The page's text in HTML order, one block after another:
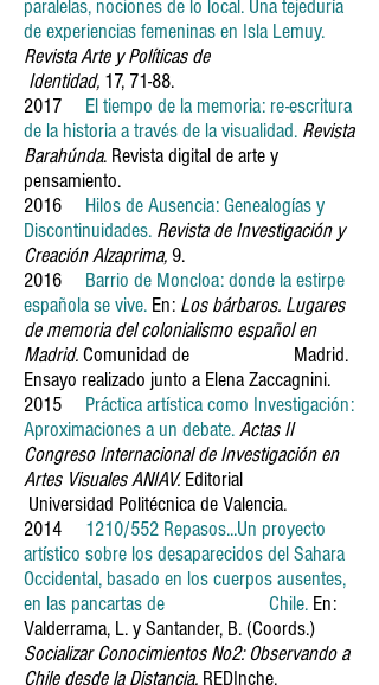
paralelas, nociones de lo local. Una tejeduría
de experiencias femeninas en Isla Lemuy.
Revista Arte y Políticas de
Identidad, 17, 71-88.
2017 El tiempo de la memoria: re-escritura
de la historia a través de la visualidad. Revista
Barahúnda. Revista digital de arte y
pensamiento.
2016 Hilos de Ausencia: Genealogías y
Discontinuidades. Revista de Investigación y
Creación Alzaprima, 9.
2016 Barrio de Moncloa: donde la estirpe
española se vive. En: Los bárbaros. Lugares
de memoria del colonialismo español en
Madrid.Comunidad de Madrid.
Ensayo realizado junto a Elena Zaccagnini.
2015 Práctica artística como Investigación:
Aproximaciones a un debate.Actas II
Congreso Internacional de Investigación en
Artes Visuales ANIAV.Editorial
Universidad Politécnica de Valencia.
2014
1210/552 Repasos...Un proyecto
artístico sobre los desaparecidos del Sahara
Occidental, basado en los cuerpos ausentes,
en las pancartas de Chile. En:
Valderrama, L. y Santander, B. (Coords.)
Socializar Conocimientos No2: Observando a
Chile desde la Distancia. REDInche.